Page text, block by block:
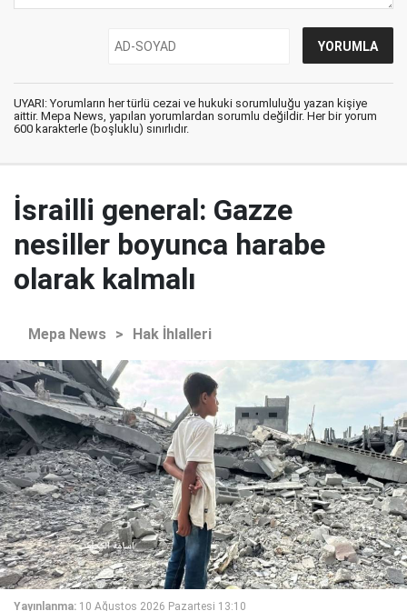
UYARI: Yorumların her türlü cezai ve hukuki sorumluluğu yazan kişiye
aittir. Mepa News, yapılan yorumlardan sorumlu değildir. Her bir yorum
600 karakterle (boşluklu) sınırlıdır.
İsrailli general: Gazze
nesiller boyunca harabe
olarak kalmalı
Mepa News > Hak İhlalleri
Yayınlanma: 10 Ağustos 2026 Pazartesi 13:10